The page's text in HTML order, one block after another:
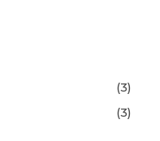
(3)
(3)